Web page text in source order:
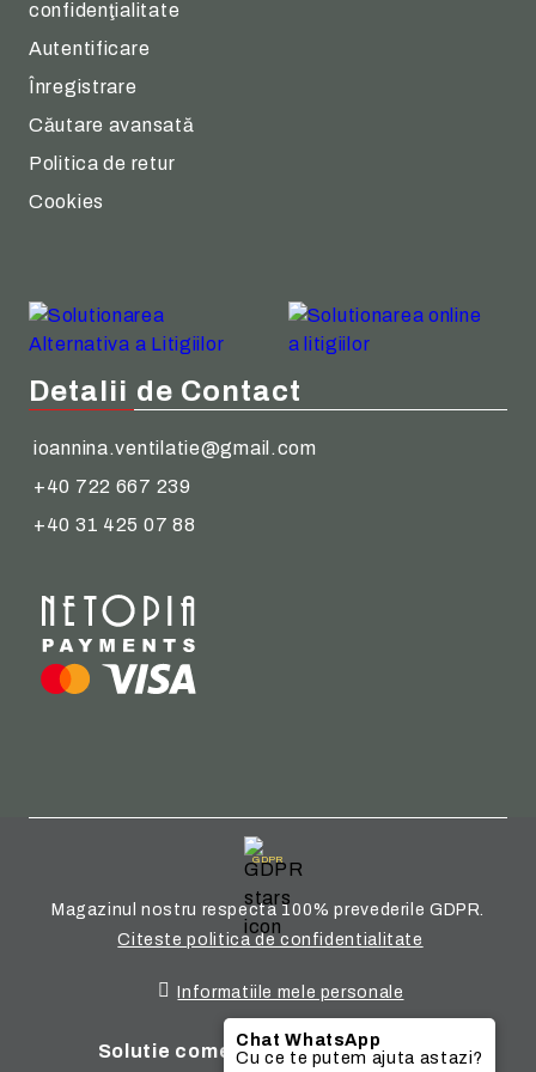
confidenţialitate
Autentificare
Înregistrare
Căutare avansată
Politica de retur
Cookies
Detalii de Contact
ioannina.ventilatie@gmail.com
+40 722 667 239
+40 31 425 07 88
GDPR
Magazinul nostru respecta 100% prevederile GDPR.
Citeste politica de confidentialitate
Informatiile mele personale
Solutie comert electronic Seliton
Chat WhatsApp
Cu ce te putem ajuta astazi?